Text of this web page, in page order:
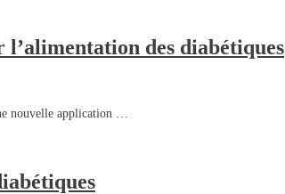
des diabétiques
nouvelle application …